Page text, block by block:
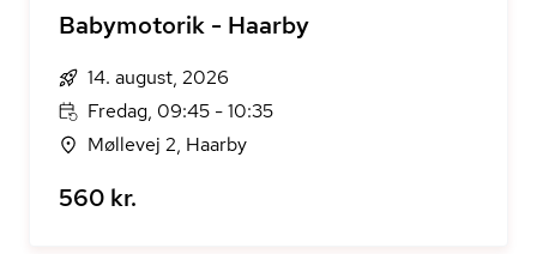
Babymotorik - Haarby
14. august, 2026
Fredag, 09:45 - 10:35
Møllevej 2, Haarby
560 kr.